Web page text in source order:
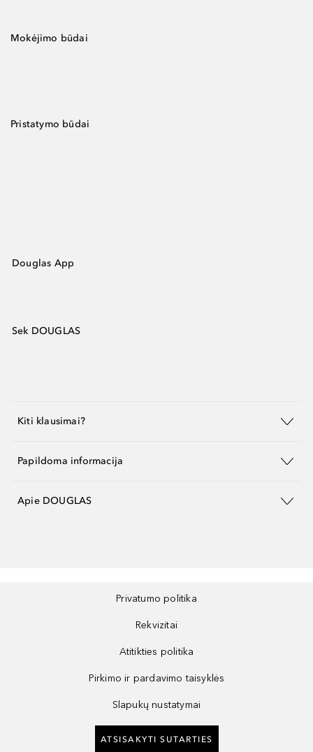
Mokėjimo būdai
Pristatymo būdai
Douglas App
Sek DOUGLAS
Kiti klausimai?
Papildoma informacija
Apie DOUGLAS
Privatumo politika
Rekvizitai
Atitikties politika
Pirkimo ir pardavimo taisyklės
Slapukų nustatymai
ATSISAKYTI SUTARTIES